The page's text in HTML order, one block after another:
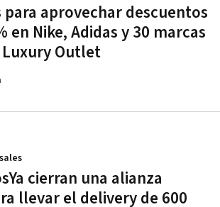
aprovechar descuentos
en Nike, Adidas y 30 marcas
Outlet
cierran una alianza
llevar el delivery de 600